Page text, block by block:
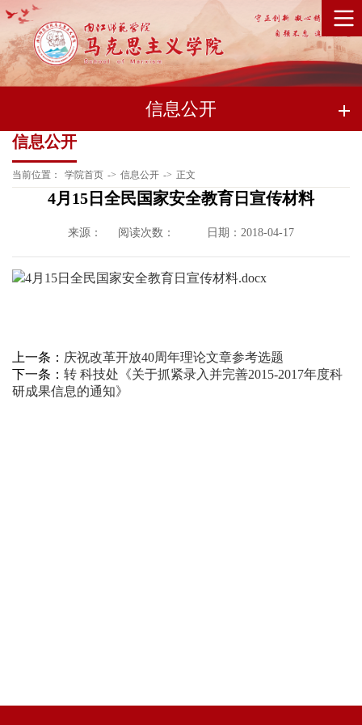
信息公开
信息公开
当前位置： 学院首页 -> 信息公开 -> 正文
4月15日全民国家安全教育日宣传材料
来源： 阅读次数： 日期：2018-04-17
4月15日全民国家安全教育日宣传材料.docx
上一条： 庆祝改革开放40周年理论文章参考选题
下一条： 转 科技处《关于抓紧录入并完善2015-2017年度科
研成果信息的通知》